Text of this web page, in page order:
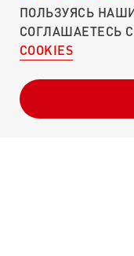
ПОЛЬЗУЯСЬ
СОГЛАШАЕТЕСЬ
COOKIES